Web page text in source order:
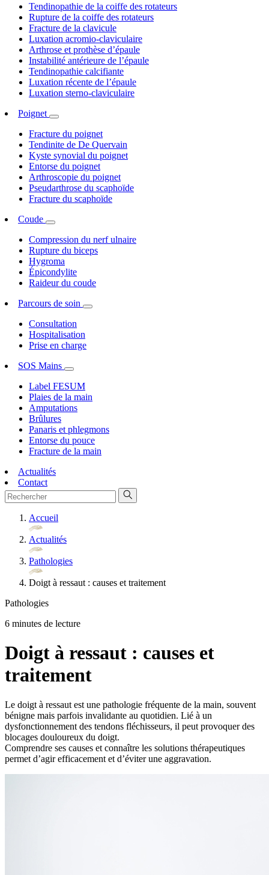
Tendinopathie de la coiffe des rotateurs
Rupture de la coiffe des rotateurs
Fracture de la clavicule
Luxation acromio-claviculaire
Arthrose et prothèse d’épaule
Instabilité antérieure de l’épaule
Tendinopathie calcifiante
Luxation récente de l’épaule
Luxation sterno-claviculaire
Poignet
Fracture du poignet
Tendinite de De Quervain
Kyste synovial du poignet
Entorse du poignet
Arthroscopie du poignet
Pseudarthrose du scaphoïde
Fracture du scaphoïde
Coude
Compression du nerf ulnaire
Rupture du biceps
Hygroma
Épicondylite
Raideur du coude
Parcours de soin
Consultation
Hospitalisation
Prise en charge
SOS Mains
Label FESUM
Plaies de la main
Amputations
Brûlures
Panaris et phlegmons
Entorse du pouce
Fracture de la main
Actualités
Contact
Accueil
Actualités
Pathologies
Doigt à ressaut : causes et traitement
Pathologies
6 minutes de lecture
Doigt à ressaut : causes et
traitement
Le doigt à ressaut est une pathologie fréquente de la main, souvent
bénigne mais parfois invalidante au quotidien. Lié à un
dysfonctionnement des tendons fléchisseurs, il peut provoquer des
blocages douloureux du doigt.
Comprendre ses causes et connaître les solutions thérapeutiques
permet d’agir efficacement et d’éviter une aggravation.